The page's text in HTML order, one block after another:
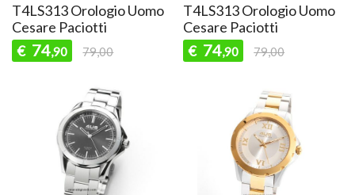
T4LS313 Orologio Uomo
Cesare Paciotti
€ 74,90 79,00
T4LS313 Orologio Uomo
Cesare Paciotti
€ 74,90 79,00